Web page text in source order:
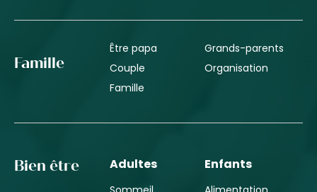
Famille
Être papa
Couple
Famille
Grands-parents
Organisation
Bien être Adultes Enfants